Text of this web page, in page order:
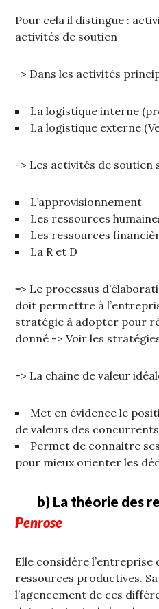
Pour cela il distingue :
activités de soutien
-> Dans les activités
La logistique interne
La logistique externe
-> Les activités de soutien
L’approvisionnement
Les ressources
Les ressources
La R et D
=> Le processus
doit permettre à
stratégie à adopter pour
donné -> Voir les
-> La chaine de valeur
Met en évidence le
de valeurs des concurrents
Permet de connaitre
pour mieux orienter les
b) La théorie des
Penrose
Elle considère l’entreprise
ressources productives.
l’agencement de ces